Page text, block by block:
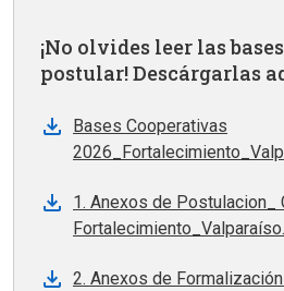
¡No olvides leer las
postular! Descárgarlas
Bases Cooperativas
1. Anexos de Postulacion_
2. Anexos de